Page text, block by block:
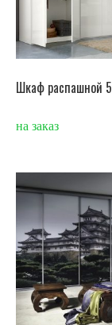
Шкаф распашной
на заказ